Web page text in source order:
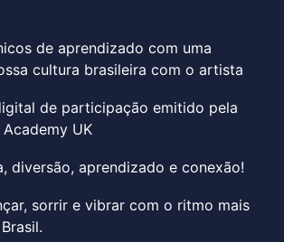
de aprendizado com uma
cultura brasileira com o artista
de participação emitido pela
UK
diversão, aprendizado e conexão!
sorrir e vibrar com o ritmo mais